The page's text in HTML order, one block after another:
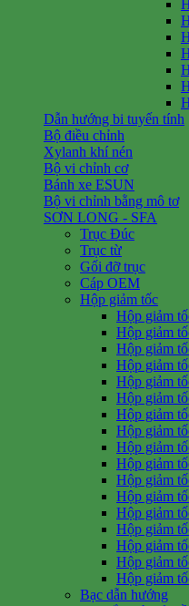
Dẫn hướng bi tuyến tính
Bộ điều chỉnh
Xylanh khí nén
Bộ vi chỉnh cơ
Bánh xe ESUN
Bộ vi chỉnh bằng mô tơ
SƠN LONG - SFA
Trục Đúc
Trục từ
Gối đỡ trục
Cáp OEM
Hộp giảm tốc
Hộp giảm
Hộp giảm
Hộp giảm
Hộp giảm
Hộp giảm
Hộp giảm
Hộp giảm
Hộp giảm
Hộp giảm
Hộp giảm
Hộp giảm
Hộp giảm
Hộp giảm
Hộp giảm
Hộp giảm
Hộp giảm
Hộp giảm
Bạc dẫn hướng